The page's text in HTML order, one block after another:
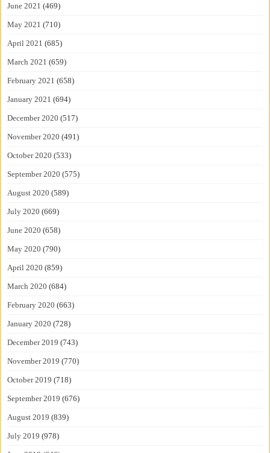
June 2021 (469)
May 2021 (710)
April 2021 (685)
March 2021 (659)
February 2021 (658)
January 2021 (694)
December 2020 (517)
November 2020 (491)
October 2020 (533)
September 2020 (575)
August 2020 (589)
July 2020 (669)
June 2020 (658)
May 2020 (790)
April 2020 (859)
March 2020 (684)
February 2020 (663)
January 2020 (728)
December 2019 (743)
November 2019 (770)
October 2019 (718)
September 2019 (676)
August 2019 (839)
July 2019 (978)